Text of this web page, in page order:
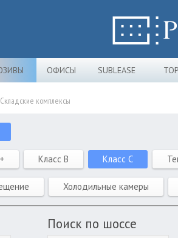
ОФИСЫ SUBLEASE
Складские комплексы
Класс B Класс C
Холодильные камеры
Поиск по шоссе